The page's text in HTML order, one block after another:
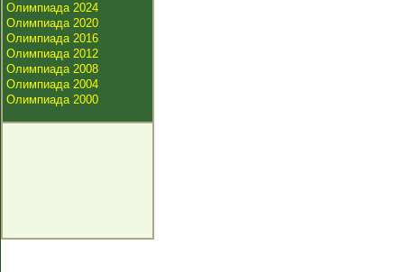
Олимпиада 2024
Олимпиада 2020
Олимпиада 2016
Олимпиада 2012
Олимпиада 2008
Олимпиада 2004
Олимпиада 2000